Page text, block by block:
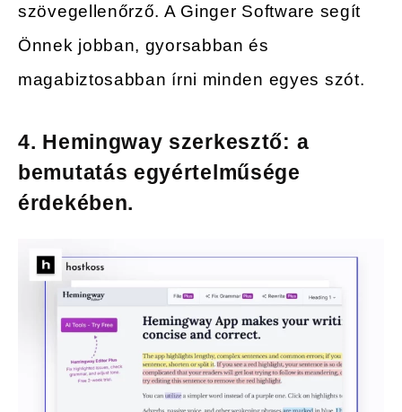
szövegellenőrző. A Ginger Software segít
Önnek jobban, gyorsabban és
magabiztosabban írni minden egyes szót.
4. Hemingway szerkesztő: a
bemutatás egyértelműsége
érdekében.